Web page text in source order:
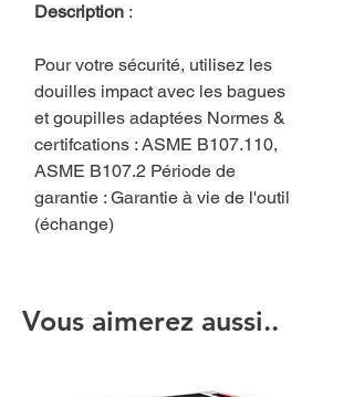
Description :
Pour votre sécurité, utilisez les
douilles impact avec les bagues
et goupilles adaptées Normes &
certifcations : ASME B107.110,
ASME B107.2 Période de
garantie : Garantie à vie de l'outil
(échange)
Vous aimerez aussi..